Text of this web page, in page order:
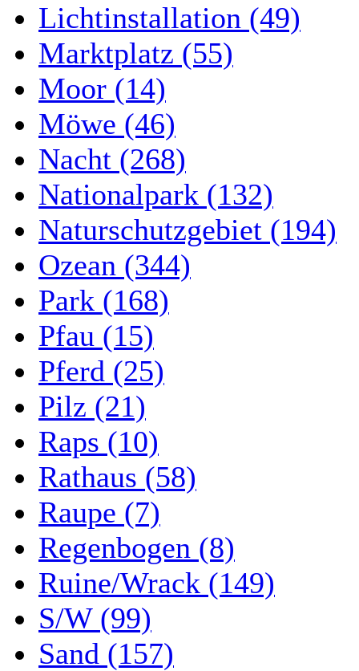
Lichtinstallation (49)
Marktplatz (55)
Moor (14)
Möwe (46)
Nacht (268)
Nationalpark (132)
Naturschutzgebiet (194)
Ozean (344)
Park (168)
Pfau (15)
Pferd (25)
Pilz (21)
Raps (10)
Rathaus (58)
Raupe (7)
Regenbogen (8)
Ruine/Wrack (149)
S/W (99)
Sand (157)